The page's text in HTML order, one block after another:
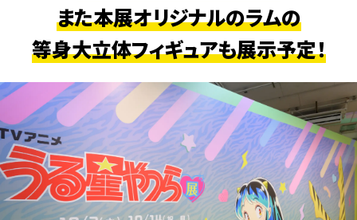
また本展オリジナルのラムの
等身大立体フィギュアも展示予定！